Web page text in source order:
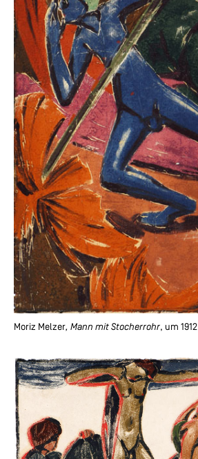
Moriz Melzer, Mann mit Stocherrohr, um 1912